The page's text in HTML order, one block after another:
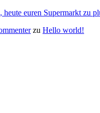
heute euren Supermarkt zu
zu Hello world!